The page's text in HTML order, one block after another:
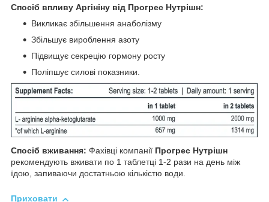
Спосіб впливу Аргініну від Прогрес Нутрішн:
Викликає збільшення анаболізму
Збільшує вироблення азоту
Підвищує секрецію гормону росту
Поліпшує силові показники.
Спосіб вживання: Фахівці компанії Прогрес Нутрішн
рекомендують вживати по 1 таблетці 1-2 рази на день між
їдою, запиваючи достатньою кількістю води.
Приховати